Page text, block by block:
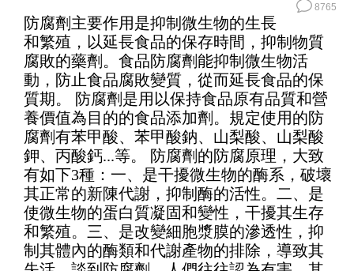
8765
防腐劑主要作用是抑制微生物的生長
和繁殖，以延長食品的保存時間，抑制物質
腐敗的藥劑。食品防腐劑能抑制微生物活
動，防止食品腐敗變質，從而延長食品的保
質期。 防腐劑是用以保持食品原有品質和營
養價值為目的的食品添加劑。規定使用的防
腐劑有苯甲酸、苯甲酸鈉、山梨酸、山梨酸
鉀、丙酸鈣...等。 防腐劑的防腐原理，大致
有如下3種：一、是干擾微生物的酶系，破壞
其正常的新陳代謝，抑制酶的活性。二、是
使微生物的蛋白質凝固和變性，干擾其生存
和繁殖。三、是改變細胞漿膜的滲透性，抑
制其體內的酶類和代謝產物的排除，導致其